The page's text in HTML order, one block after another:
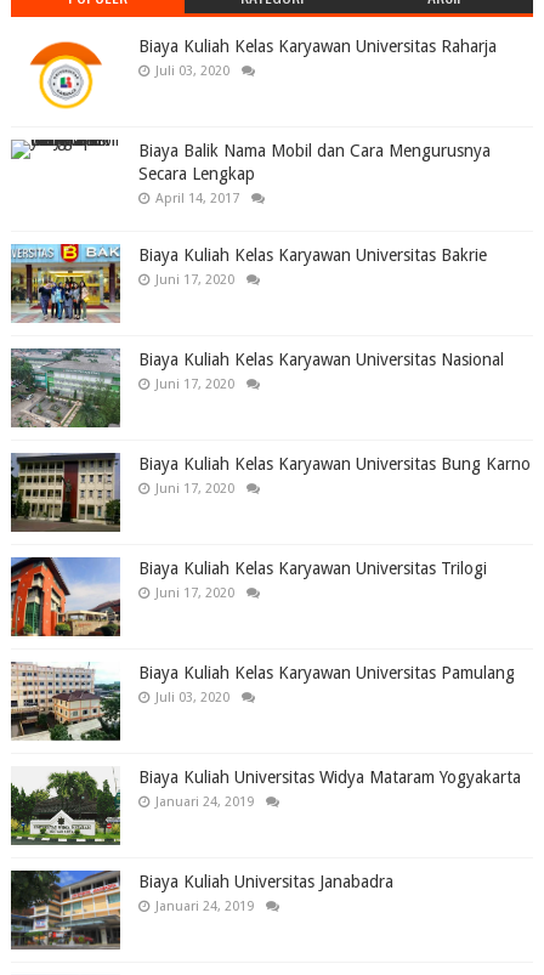
Biaya Kuliah Kelas Karyawan Universitas Raharja
Juli 03, 2020
Biaya Balik Nama Mobil dan Cara Mengurusnya
Secara Lengkap
April 14, 2017
Biaya Kuliah Kelas Karyawan Universitas Bakrie
Juni 17, 2020
Biaya Kuliah Kelas Karyawan Universitas Nasional
Juni 17, 2020
Biaya Kuliah Kelas Karyawan Universitas Bung Karno
Juni 17, 2020
Biaya Kuliah Kelas Karyawan Universitas Trilogi
Juni 17, 2020
Biaya Kuliah Kelas Karyawan Universitas Pamulang
Juli 03, 2020
Biaya Kuliah Universitas Widya Mataram Yogyakarta
Januari 24, 2019
Biaya Kuliah Universitas Janabadra
Januari 24, 2019